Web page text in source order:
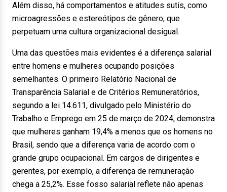
Além disso, há comportamentos e atitudes sutis, como
microagressões e estereótipos de gênero, que
perpetuam uma cultura organizacional desigual.
Uma das questões mais evidentes é a diferença salarial
entre homens e mulheres ocupando posições
semelhantes. O primeiro Relatório Nacional de
Transparência Salarial e de Critérios Remuneratórios,
segundo a lei 14.611, divulgado pelo Ministério do
Trabalho e Emprego em 25 de março de 2024, demonstra
que mulheres ganham 19,4% a menos que os homens no
Brasil, sendo que a diferença varia de acordo com o
grande grupo ocupacional. Em cargos de dirigentes e
gerentes, por exemplo, a diferença de remuneração
chega a 25,2%. Esse fosso salarial reflete não apenas